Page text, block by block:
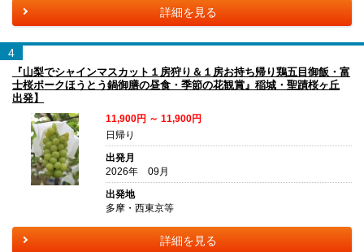
詳細を見る
4
『山梨でシャインマスカット１房狩り＆１房お持ち帰り鶏五目御飯・富
士桜ポークほうとう鍋御膳の昼食・季節の花観賞』稲城・聖蹟桜ヶ丘
出発】
11,900円 ～ 11,900円
日帰り
出発月
2026年 09月
出発地
多摩・西東京等
詳細を見る